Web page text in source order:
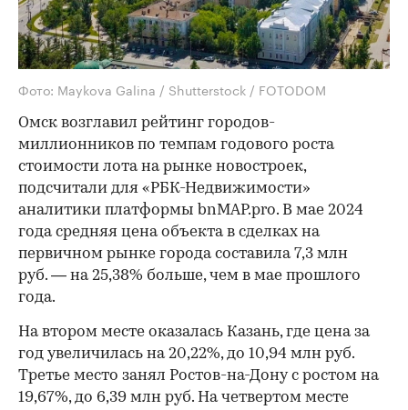
Фото: Maykova Galina / Shutterstock / FOTODOM
Омск возглавил рейтинг городов-
миллионников по темпам годового роста
стоимости лота на рынке новостроек,
подсчитали для «РБК-Недвижимости»
аналитики платформы bnMAP.pro. В мае 2024
года средняя цена объекта в сделках на
первичном рынке города составила 7,3 млн
руб. — на 25,38% больше, чем в мае прошлого
года.
На втором месте оказалась Казань, где цена за
год увеличилась на 20,22%, до 10,94 млн руб.
Третье место занял Ростов-на-Дону с ростом на
19,67%, до 6,39 млн руб. На четвертом месте